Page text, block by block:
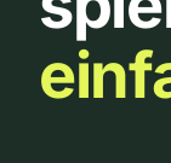
Urbanlist